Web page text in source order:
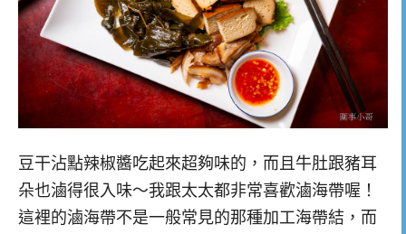
豆干沾點辣椒醬吃起來超夠味的，而且牛肚跟豬耳
朵也滷得很入味～我跟太太都非常喜歡滷海帶喔！
這裡的滷海帶不是一般常見的那種加工海帶結，而